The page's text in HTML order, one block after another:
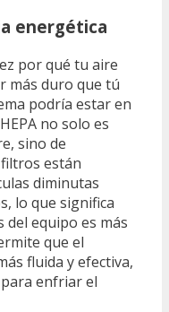
energética
por qué tu aire
más duro que tú
podría estar en
no solo es
sino de
están
diminutas
lo que significa
del equipo es más
que el
fluida y efectiva,
enfriar el